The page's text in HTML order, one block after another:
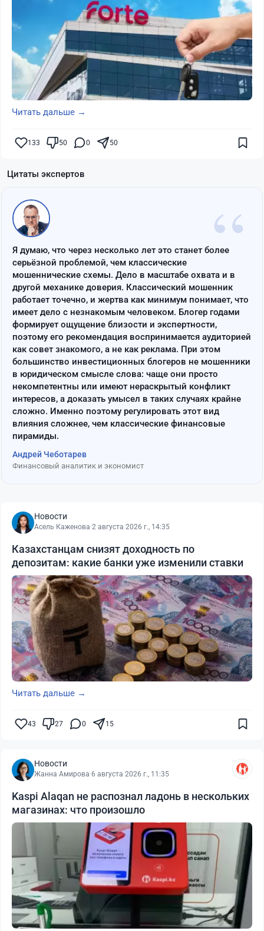
Читать дальше →
133 50 0 50
Цитаты экспертов
“
Я думаю, что через несколько лет это станет более
серьёзной проблемой, чем классические
мошеннические схемы. Дело в масштабе охвата и в
другой механике доверия. Классический мошенник
работает точечно, и жертва как минимум понимает, что
имеет дело с незнакомым человеком. Блогер годами
формирует ощущение близости и экспертности,
поэтому его рекомендация воспринимается аудиторией
как совет знакомого, а не как реклама. При этом
большинство инвестиционных блогеров не мошенники
в юридическом смысле слова: чаще они просто
некомпетентны или имеют нераскрытый конфликт
интересов, а доказать умысел в таких случаях крайне
сложно. Именно поэтому регулировать этот вид
влияния сложнее, чем классические финансовые
пирамиды.
Андрей Чеботарев
Финансовый аналитик и экономист
Новости
Асель Каженова·2 августа 2026 г., 14:35
Казахстанцам снизят доходность по
депозитам: какие банки уже изменили ставки
Читать дальше →
43 27 0 15
Новости
Жанна Амирова·6 августа 2026 г., 11:35
Kaspi Alaqan не распознал ладонь в нескольких
магазинах: что произошло